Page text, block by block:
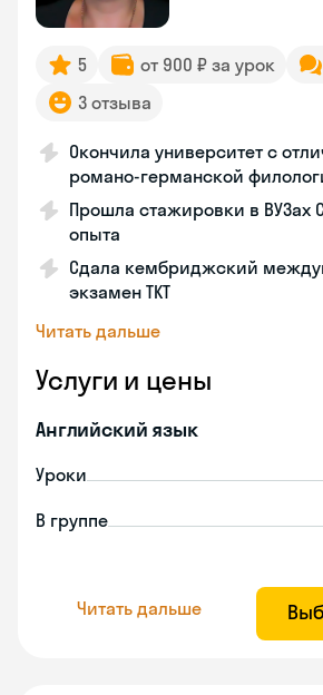
5 от 900 ₽ за урок
3 отзыва
Окончила университет с
романо-германской
Прошла стажировки в ВУЗах
опыта
Сдала кембриджский
экзамен TKT
Читать дальше
Услуги и цены
Английский язык
Уроки
В группе
Читать дальше